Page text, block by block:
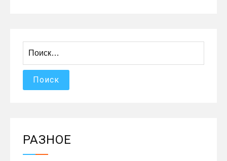
РАЗНОЕ